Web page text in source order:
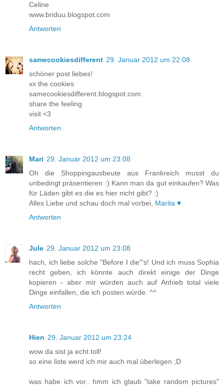
Celine
www.briduu.blogspot.com
Antworten
samecookiesdifferent 29. Januar 2012 um 22:08
schöner post liebes!
xx the cookies
samecookiesdifferent.blogspot.com
share the feeling
visit <3
Antworten
Mari 29. Januar 2012 um 23:08
Oh die Shoppingausbeute aus Frankreich musst du
unbedingt präsentieren :) Kann man da gut einkaufen? Was
für Läden gibt es die es hier nicht gibt? :)
Alles Liebe und schau doch mal vorbei, Marita ♥
Antworten
Jule 29. Januar 2012 um 23:08
hach, ich liebe solche "Before I die"'s! Und ich muss Sophia
recht geben, ich könnte auch direkt einige der Dinge
kopieren - aber mir würden auch auf Anhieb total viele
Dinge einfallen, die ich posten würde. ^^
Antworten
Hien 29. Januar 2012 um 23:24
wow da sist ja echt toll!
so eine liste werd ich mir auch mal überlegen ;D
was habe ich vor.. hmm ich glaub "take random pictures"